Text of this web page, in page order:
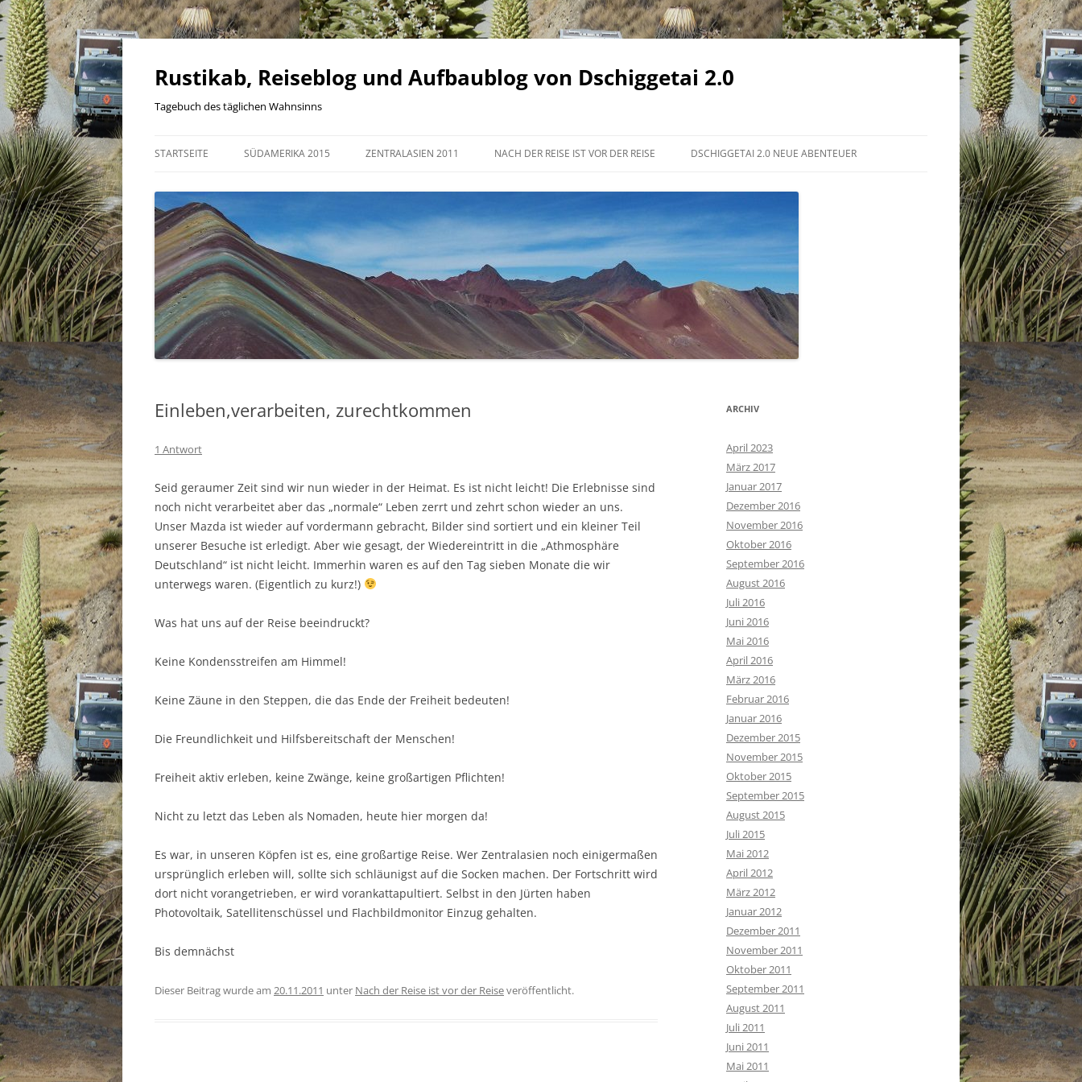
Zum
Rustikab, Reiseblog und Aufbaublog von Dschiggetai 2.0
Tagebuch des täglichen Wahnsinns
STARTSEITE SÜDAMERIKA 2015 ZENTRALASIEN 2011 NACH DER REISE IST VOR DER REISE DSCHIGGETAI 2.0 NEUE ABENTEUER
Einleben,verarbeiten, zurechtkommen
1 Antwort
Seid geraumer Zeit sind wir nun wieder in der Heimat. Es ist nicht leicht! Die Erlebnisse sind
noch nicht verarbeitet aber das „normale“ Leben zerrt und zehrt schon wieder an uns.
Unser Mazda ist wieder auf vordermann gebracht, Bilder sind sortiert und ein kleiner Teil
unserer Besuche ist erledigt. Aber wie gesagt, der Wiedereintritt in die „Athmosphäre
Deutschland“ ist nicht leicht. Immerhin waren es auf den Tag sieben Monate die wir
unterwegs waren. (Eigentlich zu kurz!)
Was hat uns auf der Reise beeindruckt?
Keine Kondensstreifen am Himmel!
Keine Zäune in den Steppen, die das Ende der Freiheit bedeuten!
Die Freundlichkeit und Hilfsbereitschaft der Menschen!
Freiheit aktiv erleben, keine Zwänge, keine großartigen Pflichten!
Nicht zu letzt das Leben als Nomaden, heute hier morgen da!
Es war, in unseren Köpfen ist es, eine großartige Reise. Wer Zentralasien noch einigermaßen
ursprünglich erleben will, sollte sich schläunigst auf die Socken machen. Der Fortschritt wird
dort nicht vorangetrieben, er wird vorankattapultiert. Selbst in den Jürten haben
Photovoltaik, Satellitenschüssel und Flachbildmonitor Einzug gehalten.
Bis demnächst
Dieser Beitrag wurde am 20.11.2011 unter Nach der Reise ist vor der Reiseveröffentlicht.
ARCHIV
April 2023
März 2017
Januar 2017
Dezember 2016
November 2016
Oktober 2016
September 2016
August 2016
Juli 2016
Juni 2016
Mai 2016
April 2016
März 2016
Februar 2016
Januar 2016
Dezember 2015
November 2015
Oktober 2015
September 2015
August 2015
Juli 2015
Mai 2012
April 2012
März 2012
Januar 2012
Dezember 2011
November 2011
Oktober 2011
September 2011
August 2011
Juli 2011
Juni 2011
Mai 2011